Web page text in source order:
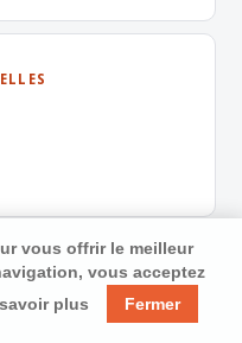
TROUVER UN EMPLOI
vous offrir le meilleur
vous acceptez
plus Fermer